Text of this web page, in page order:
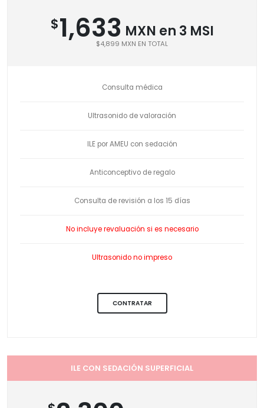
$1,633 MXN en 3 MSI
$4,899 MXN EN TOTAL
Consulta médica
Ultrasonido de valoración
ILE por AMEU con sedación
Anticonceptivo de regalo
Consulta de revisión a los 15 días
No incluye revaluación si es necesario
Ultrasonido no impreso
CONTRATAR
ILE CON SEDACIÓN SUPERFICIAL